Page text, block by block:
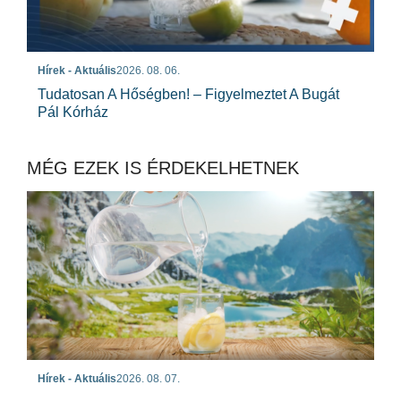
Hírek - Aktuális2026. 08. 06.
Tudatosan A Hőségben! – Figyelmeztet A Bugát
Pál Kórház
MÉG EZEK IS ÉRDEKELHETNEK
Hírek - Aktuális2026. 08. 07.